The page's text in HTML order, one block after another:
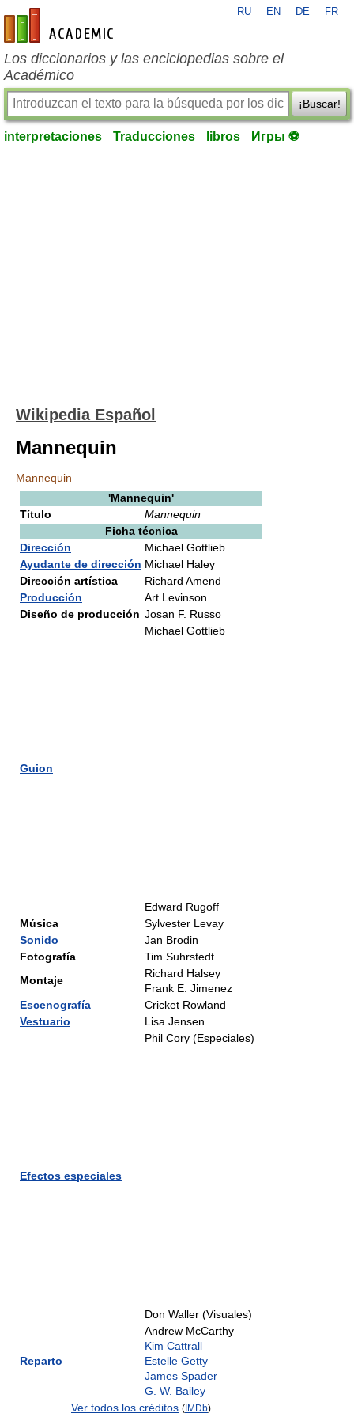
es-academic.com
RU EN DE FR
Los diccionarios y las enciclopedias sobre el
Académico
¡Buscar!
interpretaciones Traducciones libros Игры ⚽
Wikipedia Español
Mannequin
Mannequin
'Mannequin'
Título
Mannequin
Ficha técnica
Dirección
Michael Gottlieb
Ayudante de dirección Michael Haley
Dirección artística
Richard Amend
Producción
Art Levinson
Diseño de producción Josan F. Russo
Guion
Michael Gottlieb
Edward Rugoff
Música
Sylvester Levay
Sonido
Jan Brodin
Fotografía
Tim Suhrstedt
Montaje
Richard Halsey
Frank E. Jimenez
Escenografía
Cricket Rowland
Vestuario
Lisa Jensen
Efectos especiales
Phil Cory (Especiales)
Don Waller (Visuales)
Reparto
Andrew McCarthy
Kim Cattrall
Estelle Getty
James Spader
G. W. Bailey
Ver todos los créditos (IMDb)